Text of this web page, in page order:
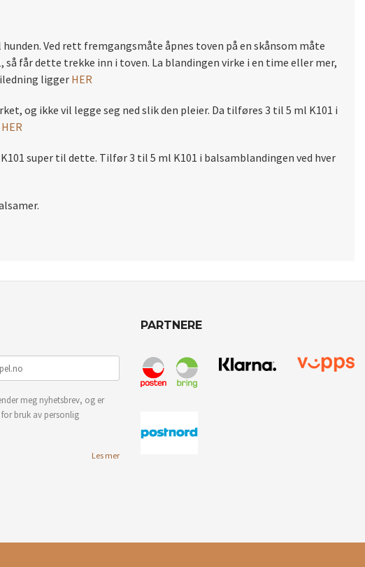
Ved rett fremgangsmåte åpnes toven på en skånsom måte
får dette trekke inn i toven. La blandingen virke i en time eller mer,
ligger HER
og ikke vil legge seg ned slik den pleier. Da tilføres 3 til 5 ml K101 i
HER
super til dette. Tilfør 3 til 5 ml K101 i balsamblandingen ved hver
meg nyhetsbrev, og er
bruk av personlig
Les mer
PARTNERE